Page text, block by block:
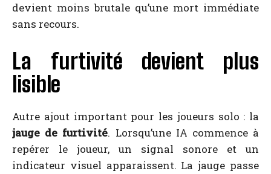
devient moins brutale qu’une mort immédiate
sans recours.
La furtivité devient plus
lisible
Autre ajout important pour les joueurs solo : la
jauge de furtivité. Lorsqu’une IA commence à
repérer le joueur, un signal sonore et un
indicateur visuel apparaissent. La jauge passe